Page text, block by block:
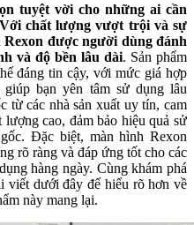
tuyệt vời cho những ai cần
chất lượng vượt trội và sự
được người dùng đánh
và độ bền lâu dài. Sản phẩm
đáng tin cậy, với mức giá hợp
bạn yên tâm sử dụng lâu
từ các nhà sản xuất uy tín, cam
cao, đảm bảo hiệu quả sử
Đặc biệt, màn hình Rexon
rõ ràng và đáp ứng tốt cho các
hàng ngày. Cùng khám phá
viết dưới đây để hiểu rõ hơn về
này mang lại.